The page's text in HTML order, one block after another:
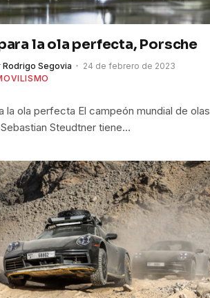
la ola perfecta, Porsche
Rodrigo Segovia
24 de febrero de 2023
la ola perfecta El campeón mundial de olas
Steudtner tiene…